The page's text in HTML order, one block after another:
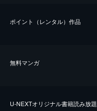
ポイント（レンタル）作品
無料マンガ
U-NEXTオリジナル書籍読み放題